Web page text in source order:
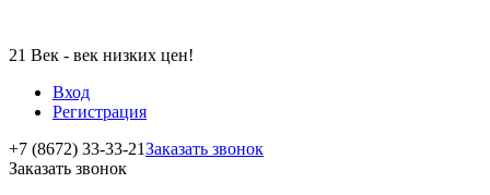
21 Век - век низких цен!
Вход
Регистрация
+7 (8672) 33-33-21Заказать звонок
Заказать звонок